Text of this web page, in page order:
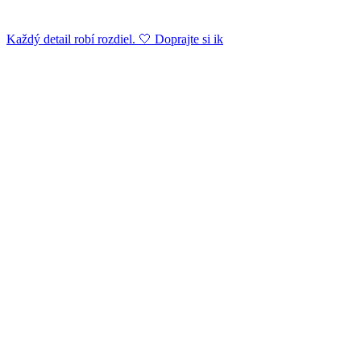
Každý detail robí rozdiel. 🤍 Doprajte si ik